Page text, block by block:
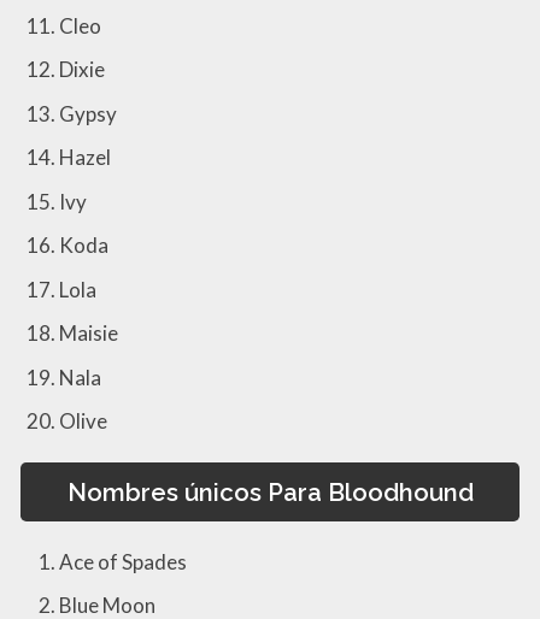
Cleo
Dixie
Gypsy
Hazel
Ivy
Koda
Lola
Maisie
Nala
Olive
Nombres únicos Para Bloodhound
Ace of Spades
Blue Moon